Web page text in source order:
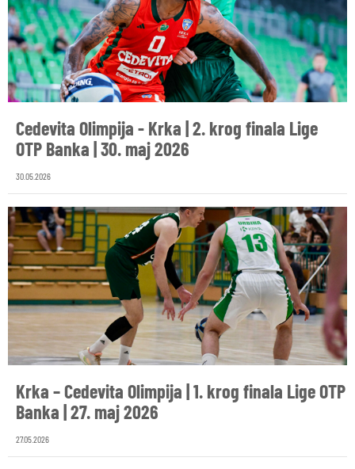
Cedevita Olimpija - Krka | 2. krog finala Lige
OTP Banka | 30. maj 2026
30.05.2026
Krka – Cedevita Olimpija | 1. krog finala Lige OTP
Banka | 27. maj 2026
27.05.2026